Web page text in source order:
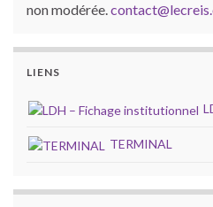
non modérée.
LIENS
TERMINAL